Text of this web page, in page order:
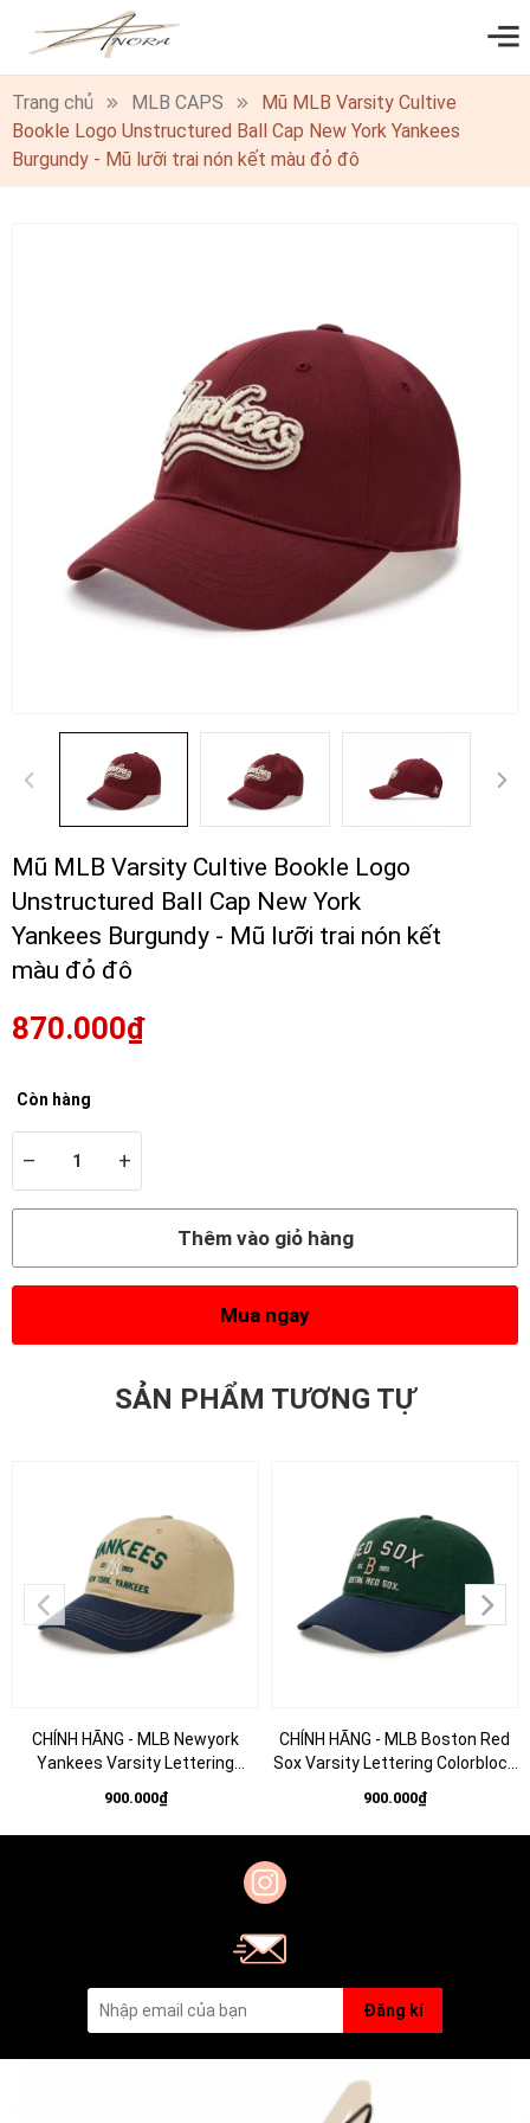
0
Trang chủ MLB CAPS
Mũ MLB Varsity Cultive
Bookle Logo Unstructured Ball Cap New York Yankees
Burgundy - Mũ lưỡi trai nón kết màu đỏ đô
Mũ MLB Varsity Cultive Bookle Logo
Unstructured Ball Cap New York
Yankees Burgundy - Mũ lưỡi trai nón kết
màu đỏ đô
870.000₫
Còn hàng
– +
Thêm vào giỏ hàng
Mua ngay
SẢN PHẨM TƯƠNG TỰ
CHÍNH HÃNG - MLB Newyork
Yankees Varsity Lettering
Cap - Mũ lưỡi trai nón kết tone
be
900.000₫
CHÍNH HÃNG - MLB Boston Red
Sox Varsity Lettering Colorblock
trai nón kết tone xanh
900.000₫
Đăng kí